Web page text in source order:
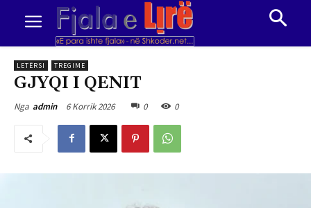
LETËRSI TREGIME
GJYQI I QENIT
Nga admin 6 Korrik 2026 0 0